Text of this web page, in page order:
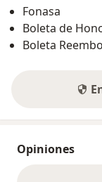
Fonasa
Boleta de
Boleta
Opiniones